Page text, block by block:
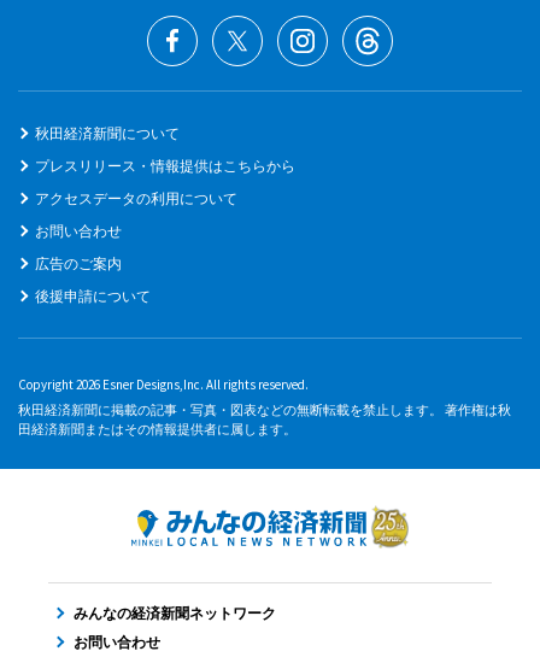
秋田経済新聞について
プレスリリース・情報提供はこちらから
アクセスデータの利用について
お問い合わせ
広告のご案内
後援申請について
Copyright 2026 Esner Designs,Inc. All rights reserved.
秋田経済新聞に掲載の記事・写真・図表などの無断転載を禁止します。 著作権は秋
田経済新聞またはその情報提供者に属します。
みんなの経済新聞ネットワーク
お問い合わせ